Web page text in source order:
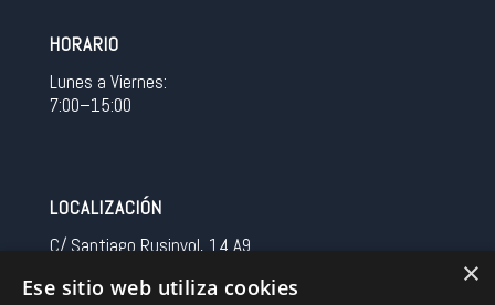
HORARIO
Lunes a Viernes:
7:00–15:00
LOCALIZACIÓN
C/ Santiago Rusinyol, 14 A9
Spain
×
Ese sitio web utiliza cookies